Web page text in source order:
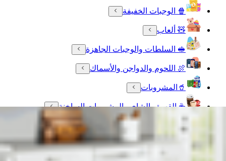
🍿 الوجبات الخفيفة
🧸 ألعاب
🥪 السلطات والوجبات الجاهزة
🍖 اللحوم والدواجن والأسماك
🥤المشروبات
☕ القهوة والشاي والمشروبات الساخنة
🥫 المنتجات الغذائية
💪 التغذية الرياضية